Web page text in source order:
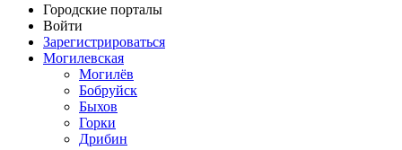
Городские порталы
Войти
Зарегистрироваться
Могилевская
Могилёв
Бобруйск
Быхов
Горки
Дрибин